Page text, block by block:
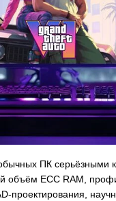
ПК
объём ECC RAM,
проектирования,